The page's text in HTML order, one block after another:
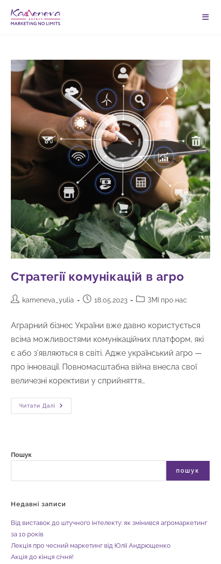
Стратегії комунікацій в агро
kameneva_yulia 18.05.2023 ЗМІ про нас
Аграрний бізнес України вже давно користується
всіма можливостями комунікаційних платформ, які
є або з’являються в світі. Адже український агро —
про інновації. Повномасштабна війна внесла свої
величезні корективи у сприйняття…
Читати Далі
Пошук
пошук
Недавні записи
Від виставок до штучного інтелекту: як змінився агромаркетинг
за 10 років
Лекція про чесний маркетинг від Юлії Андрющенко
Акція до кінця січня!